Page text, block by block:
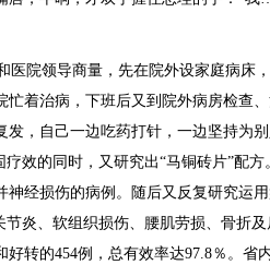
院领导商量，先在院外设家庭病床
着治病，下班后又到院外病房检查
，自己一边吃药打针，一边坚持为
效的同时，又研究出“马铜砖片”配方
经损伤的病例。随后又反复研究运
炎、软组织损伤、腰肌劳损、骨折
转的454例，总有效率达97.8％。省